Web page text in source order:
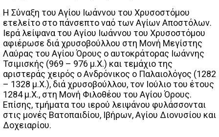
Η Σύναξη του Αγίου Ιωάννου του Χρυσοστόμου
ετελείτο στο πάνσεπτο ναό των Αγίων Αποστόλων.
Ιερά λείψανα του Αγίου Ιωάννου του Χρυσοστόμου
αφιέρωσε διά χρυσοβούλλου στη Μονή Μεγίστης
Λαύρας του Αγίου Όρους ο αυτοκράτορας Ιωάννης
Τσιμισκής (969 – 976 μ.Χ.) και τεμάχιο της
αριστεράς χειρός ο Ανδρόνικος ο Παλαιολόγος (1282
– 1328 μ.Χ.), διά χρυσοβούλλου, τον Ιούλιο του έτους
1284 μ.Χ., στη Μονή Φιλοθέου του Αγίου Όρους.
Επίσης, τμήματα του ιερού λειψάνου φυλάσσονται
στις μονές Βατοπαιδίου, Ιβήρων, Αγίου Διονυσίου και
Δοχειαρίου.